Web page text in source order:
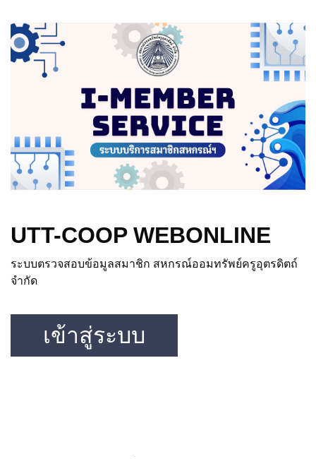
UTT-COOP WEBONLINE
ระบบตรวจสอบข้อมูลสมาชิก สหกรณ์ออมทรัพย์ครูอุตรดิตถ์
จำกัด
เข้าสู่ระบบ